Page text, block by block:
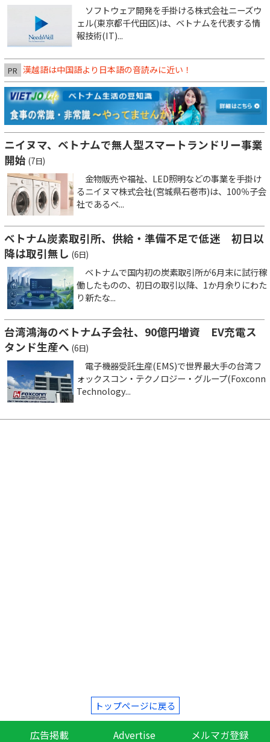
ソフトウェア開発を手掛ける株式会社ニーズウ
ェル(東京都千代田区)は、ベトナムを代表する情
報技術(IT)...
PR 漢越語は中国語より日本語の音読みに近い！
ニイヌマ、ベトナムで無人型スマートランドリー事業
開始 (7日)
金物販売や福祉、LED照明などの事業を手掛け
るニイヌマ株式会社(宮城県石巻市)は、100％子会
社であるベ...
ベトナム炭素取引所、供給・準備不足で低迷 初日以
降は取引無し (6日)
ベトナムで国内初の炭素取引所が6月末に試行稼
働したものの、初日の取引以降、1か月余りにわた
り新たな...
台湾鴻海のベトナム子会社、90億円増資 EV充電ス
タンド生産へ (6日)
電子機器受託生産(EMS)で世界最大手の台湾フ
ォックスコン・テクノロジー・グループ(Foxconn
Technology...
トップページに戻る
広告掲載 Advertise メルマガ登録